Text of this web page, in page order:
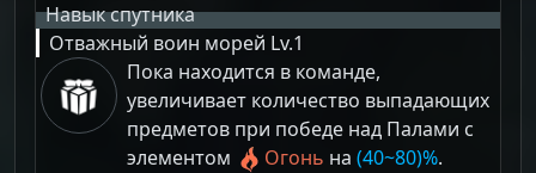
Навык спутника
Отважный воин морей Lv.1
Пока находится в команде,
увеличивает количество выпадающих
предметов при победе над Палами с
элементом
Огонь на (40~80)%.